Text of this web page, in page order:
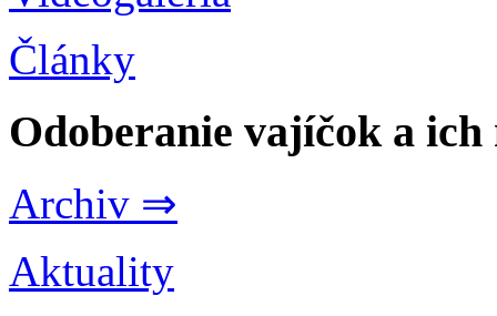
Články
Odoberanie vajíčok a
Archiv ⇒
Aktuality